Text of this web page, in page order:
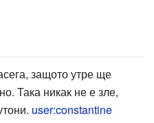
защото утре ще
Така никак не е зле,
user:constantine